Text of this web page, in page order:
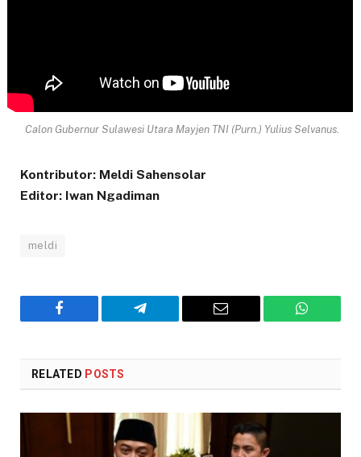
Calon Gubernur Sulawesi Utara Mayjen TNI (Purn.) Yulius Selvanus.
Kontributor: Meldi Sahensolar
Editor: Iwan Ngadiman
meldi
Facebook Telegram Email
RELATED POSTS